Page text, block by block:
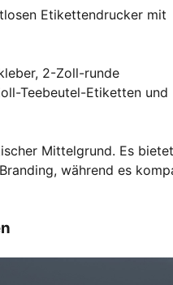
Etikettendrucker mit
2-Zoll-runde
Teebeutel-Etiketten und
Mittelgrund. Es bietet
während es